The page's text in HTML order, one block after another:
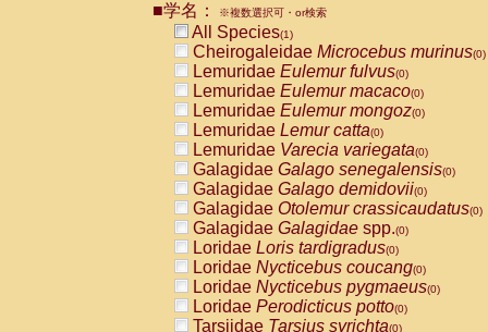
CebidaeCebus nigrivittatus
CebidaeCebus
CebidaeSaimiri boliviensis(0)
CebidaeSaimiri sciureus(0)
AtelidaeAlouatta caraya(0)
AtelidaeAlouatta fusca(0)
AtelidaeAlouatta seniculus
AtelidaeAlouattaspp.(0)
AtelidaeAteles belzebuth(0)
AtelidaeAteles geoffroyi(0)
AtelidaeAteles paniscus(0)
AtelidaeAtelesspp.(0)
Atelidae Lagothrix lagothricha
AtelidaeLagothrix lagothricha cana
PitheciidaeCacajao calvus
PitheciidaeCallicebus cupreus
PitheciidaeCallicebus donacophilus
■学名： ※複数選択可・or検索
All Species(1)
Cheirogaleidae Microcebus murinus(0)
Lemuridae Eulemur fulvus(0)
Lemuridae Eulemur macaco(0)
Lemuridae Eulemur mongoz(0)
Lemuridae Lemur catta(0)
Lemuridae Varecia variegata(0)
Galagidae Galago senegalensis(0)
Galagidae Galago demidovii(0)
Galagidae Otolemur crassicaudatus(0)
Galagidae Galagidae spp.(0)
Loridae Loris tardigradus(0)
Loridae Nycticebus coucang(0)
Loridae Nycticebus pygmaeus(0)
Loridae Perodicticus potto(0)
Tarsiidae Tarsius syrichta(0)